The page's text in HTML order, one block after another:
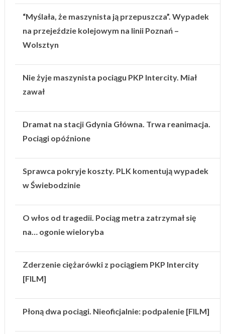
“Myślała, że maszynista ją przepuszcza”. Wypadek
na przejeździe kolejowym na linii Poznań –
Wolsztyn
Nie żyje maszynista pociągu PKP Intercity. Miał
zawał
Dramat na stacji Gdynia Główna. Trwa reanimacja.
Pociągi opóźnione
Sprawca pokryje koszty. PLK komentują wypadek
w Świebodzinie
O włos od tragedii. Pociąg metra zatrzymał się
na… ogonie wieloryba
Zderzenie ciężarówki z pociągiem PKP Intercity
[FILM]
Płoną dwa pociągi. Nieoficjalnie: podpalenie [FILM]